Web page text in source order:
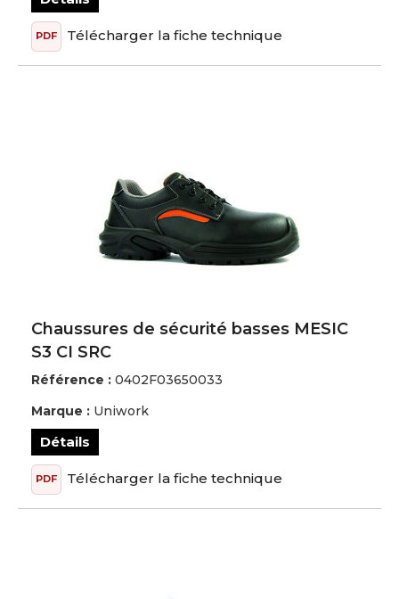
PDF Télécharger la fiche technique
Chaussures de sécurité basses MESIC
S3 CI SRC
Référence : 0402F03650033
Marque : Uniwork
Détails
PDF Télécharger la fiche technique